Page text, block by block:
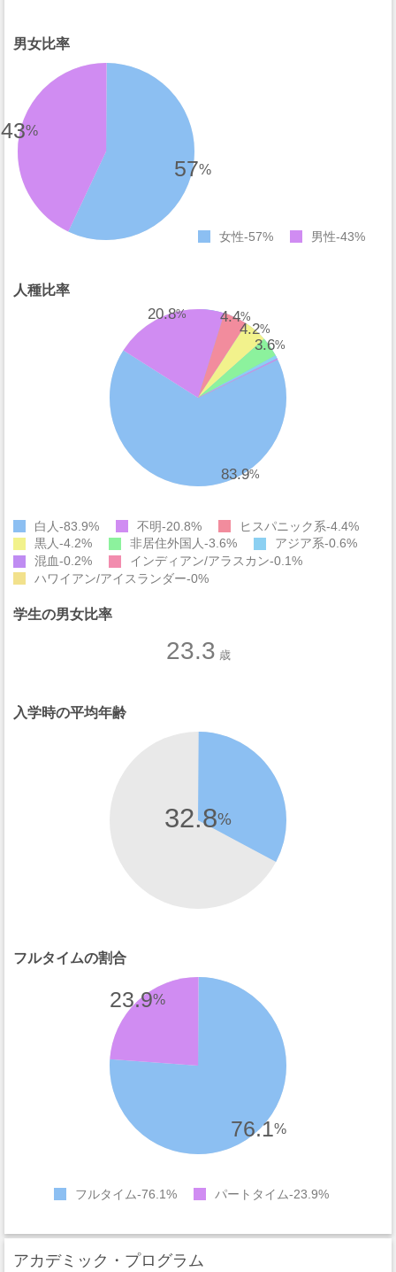
男女比率
57%
43%
女性 57% 男性 43%
人種比率
83.9%
20.8% 4.4%
4.2%
3.6%
白人 83.9% 不明 20.8% ヒスパニック系 4.4%
黒人 4.2% 非居住外国人 3.6% アジア系 0.6%
混血 0.2% インディアン/アラスカン 0.1%
ハワイアン/アイスランダー 0%
学生の男女比率
23.3 歳
入学時の平均年齢
32.8%
フルタイムの割合
76.1%
23.9%
フルタイム 76.1% パートタイム 23.9%
アカデミック・プログラム